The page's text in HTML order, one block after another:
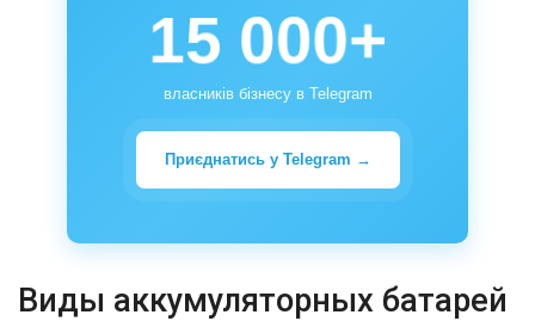
15 000+
власників бізнесу в Telegram
Приєднатись у Telegram →
Виды аккумуляторных батарей